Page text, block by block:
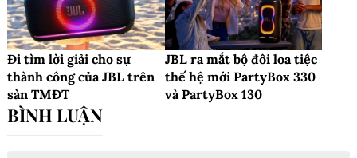
Đi tìm lời giải cho sự
thành công của JBL trên
sàn TMĐT
JBL ra mắt bộ đôi loa tiệc
thế hệ mới PartyBox 330
và PartyBox 130